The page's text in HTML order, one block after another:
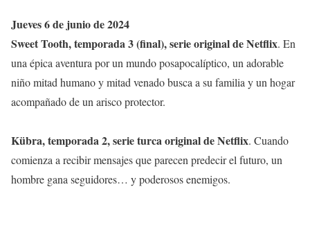
Jueves 6 de junio de 2024
Sweet Tooth, temporada 3 (final), serie original de Netflix. En
una épica aventura por un mundo posapocalíptico, un adorable
niño mitad humano y mitad venado busca a su familia y un hogar
acompañado de un arisco protector.
Kübra, temporada 2, serie turca original de Netflix. Cuando
comienza a recibir mensajes que parecen predecir el futuro, un
hombre gana seguidores… y poderosos enemigos.